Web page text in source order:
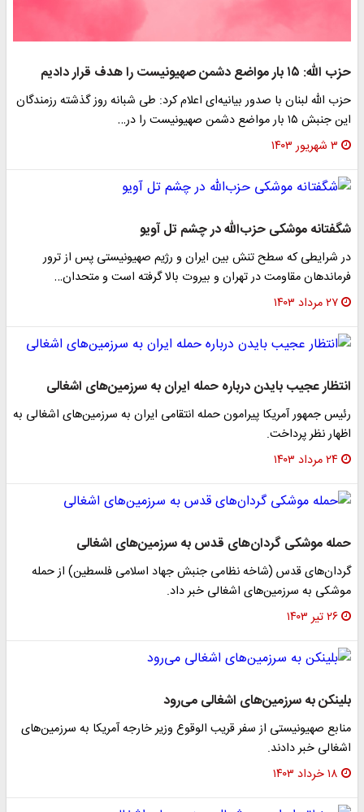
حزب الله: ۱۵ بار مواضع دشمن صهیونیست را هدف قرار دادیم
حزب الله لبنان با صدور بیانیه‌ای اعلام کرد: طی شبانه روز گذشته رزمندگان
این جنبش ۱۵ بار مواضع دشمن صهیونیست را در…
۳ شهریور ۱۴۰۳
شگفتانه موشکی حزب‌الله در چشم تل آویو
در شرایطی که سطح تنش بین ایران و رژیم صهیونیستی پس از ترور
فرماندهان مقاومت در تهران و بیروت بالا گرفته است و متحدان…
۲۷ مرداد ۱۴۰۳
انتظار عجیب بایدن درباره حمله ایران به سرزمین‌های اشغالی
رئیس جمهور آمریکا پیرامون حمله انتقامی ایران به سرزمین‌های اشغالی به
اظهار نظر پرداخت.
۲۴ مرداد ۱۴۰۳
حمله موشکی گردان‌های قدس به سرزمین‌های اشغالی
گردان‌های قدس (شاخه نظامی جنبش جهاد اسلامی فلسطین) از حمله
موشکی به سرزمین‌های اشغالی خبر داد.
۲۶ تیر ۱۴۰۳
بلینکن به سرزمین‌های اشغالی می‌رود
منابع صهیونیستی از سفر قریب الوقوع وزیر خارجه آمریکا به سرزمین‌های
اشغالی خبر دادند.
۱۸ خرداد ۱۴۰۳